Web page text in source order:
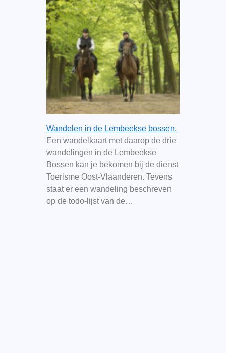
Wandelen in de Lembeekse bossen.
Een wandelkaart met daarop de drie
wandelingen in de Lembeekse
Bossen kan je bekomen bij de dienst
Toerisme Oost-Vlaanderen. Tevens
staat er een wandeling beschreven
op de todo-lijst van de…